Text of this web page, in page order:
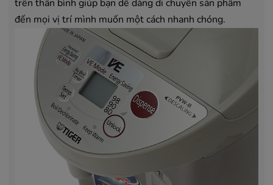
trên thân bình giúp bạn dễ dàng di chuyển sản phẩm
đến mọi vị trí mình muốn một cách nhanh chóng.